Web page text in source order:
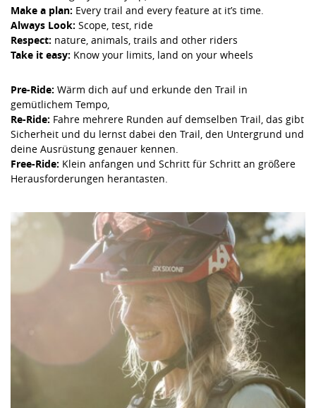
Make a plan: Every trail and every feature at it’s time.
Always Look: Scope, test, ride
Respect: nature, animals, trails and other riders
Take it easy: Know your limits, land on your wheels
Pre-Ride: Wärm dich auf und erkunde den Trail in
gemütlichem Tempo,
Re-Ride: Fahre mehrere Runden auf demselben Trail, das gibt
Sicherheit und du lernst dabei den Trail, den Untergrund und
deine Ausrüstung genauer kennen.
Free-Ride: Klein anfangen und Schritt für Schritt an größere
Herausforderungen herantasten.